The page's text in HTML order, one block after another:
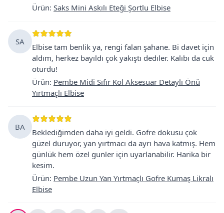
Ürün: Saks Mini Askılı Eteği Şortlu Elbise
SA
Elbise tam benlik ya, rengi falan şahane. Bi davet için
aldım, herkez bayıldı çok yakıştı dedıler. Kalıbı da cuk
oturdu!
Ürün: Pembe Midi Sıfır Kol Aksesuar Detaylı Önü
Yırtmaçlı Elbise
BA
Beklediğimden daha iyi geldi. Gofre dokusu çok
güzel duruyor, yan yırtmacı da ayrı hava katmış. Hem
günlük hem özel gunler için uyarlanabilir. Harika bir
kesim.
Ürün: Pembe Uzun Yan Yırtmaçlı Gofre Kumaş Likralı
Elbise